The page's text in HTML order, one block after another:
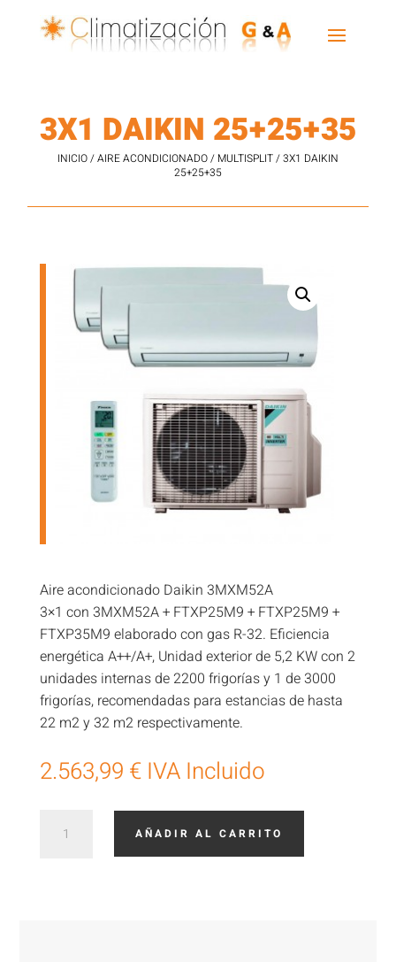
3X1 DAIKIN 25+25+35
INICIO/AIRE ACONDICIONADO/ MULTISPLIT/ 3X1 DAIKIN
25+25+35
Aire acondicionado Daikin 3MXM52A
3×1 con 3MXM52A + FTXP25M9 + FTXP25M9 +
FTXP35M9 elaborado con gas R-32. Eficiencia
energética A++/A+, Unidad exterior de 5,2 KW con 2
unidades internas de 2200 frigorías y 1 de 3000
frigorías, recomendadas para estancias de hasta
22 m2 y 32 m2 respectivamente.
2.563,99 € IVA Incluido
DAIKIN
AÑADIR AL CARRITO